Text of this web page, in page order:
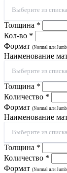
Выберите из списка
Толщина *
Кол-во *
Формат (Normal или
Наименование
Выберите из списка
Толщина *
Количество *
Формат (Normal или
Наименование
Выберите из списка
Толщина *
Количество *
Формат (Normal или